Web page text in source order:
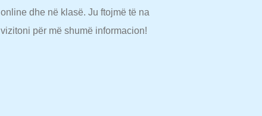
online dhe në klasë. Ju ftojmë të na
vizitoni për më shumë informacion!